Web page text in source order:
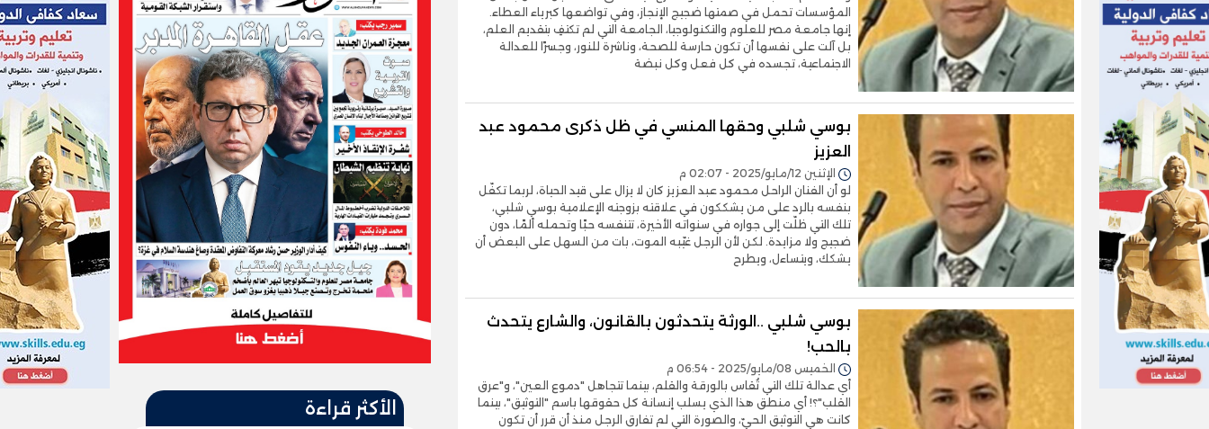
المؤسسات تحمل في صمتها ضجيج الإنجاز، وفي تواضعها كبرياء العطاء.
إنها جامعة مصر للعلوم والتكنولوجيا، الجامعة التي لم تكتفِ بتقديم العلم،
بل آلت على نفسها أن تكون حارسة للصحة، وناشرة للنور، وجسرًا للعدالة
الاجتماعية، تجسده في كل فعل وكل نبضة
بوسي شلبي وحقها المنسي في ظل ذكرى محمود عبد
العزيز
الإثنين 12/مايو/2025 - 02:07 م
لو أن الفنان الراحل محمود عبد العزيز كان لا يزال على قيد الحياة، لربما تكفّل
بنفسه بالرد على من يشككون في علاقته بزوجته الإعلامية بوسي شلبي،
تلك التي ظلّت إلى جواره في سنواته الأخيرة، تتنفسه حبًا وتحمله ألمًا، دون
ضجيج ولا مزايدة. لكن لأن الرجل غيّبه الموت، بات من السهل على البعض أن
يشكك، ويتساءل، ويطرح
بوسي شلبي ..الورثة يتحدثون بالقانون، والشارع يتحدث
بالحب!
الخميس 08/مايو/2025 - 06:54 م
أي عدالة تلك التي تُقاس بالورقة والقلم، بينما تتجاهل "دموع العين"، و"عرق
القلب"؟! أي منطق هذا الذي يسلب إنسانة كل حقوقها باسم "التوثيق"، بينما
كانت هي التوثيق الحيّ، والصورة التي لم تفارق الرجل منذ أن قرر أن تكون
الأكثر قراءة